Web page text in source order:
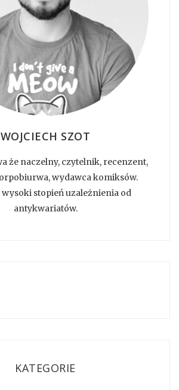
WOJCIECH SZOT
że naczelny, czytelnik, recenzent,
wydawca komiksów.
wysoki stopień uzależnienia od
antykwariatów.
KATEGORIE